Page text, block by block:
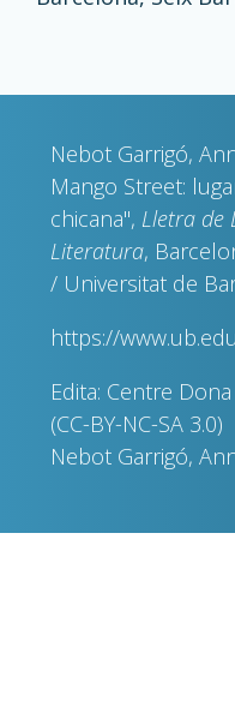
Nebot Garrigó,
Mango Street:
chicana", Lletra de
Literatura,
/ Universitat de
https://
Edita: Centre
(CC-BY-NC-SA 3.0)
Nebot Garrigó,